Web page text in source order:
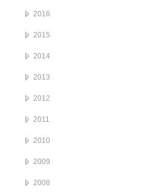
2016
2015
2014
2013
2012
2011
2010
2009
2008